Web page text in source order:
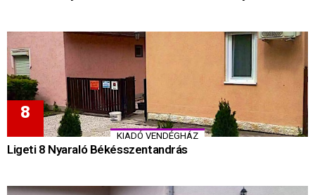
KIADÓ VENDÉGHÁZ
Ligeti 8 Nyaraló Békésszentandrás